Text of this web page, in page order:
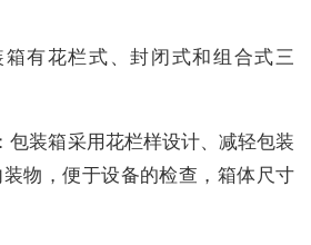
有花栏式、封闭式和组合式三
包装箱采用花栏样设计、减轻包装
物，便于设备的检查，箱体尺寸